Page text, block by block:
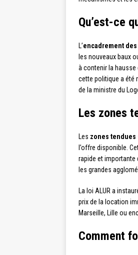
Qu’est-ce
L’encadrement
les nouveaux baux
à contenir la hausse
cette politique a été
de la ministre du
Les zones
Les zones tendues
l’offre disponible.
rapide et importante
les grandes
La loi ALUR a
prix de la location
Marseille, Lille ou
Comment